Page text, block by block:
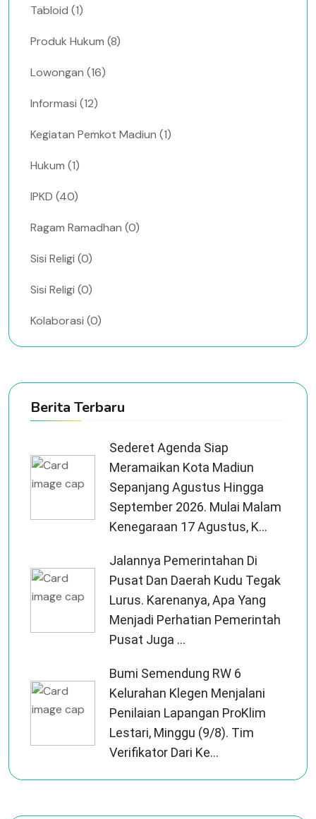
Tabloid (1)
Produk Hukum (8)
Lowongan (16)
Informasi (12)
Kegiatan Pemkot Madiun (1)
Hukum (1)
IPKD (40)
Ragam Ramadhan (0)
Sisi Religi (0)
Sisi Religi (0)
Kolaborasi (0)
Berita Terbaru
Sederet Agenda Siap
Meramaikan Kota Madiun
Sepanjang Agustus Hingga
September 2026. Mulai Malam
Kenegaraan 17 Agustus, K...
Jalannya Pemerintahan Di
Pusat Dan Daerah Kudu Tegak
Lurus. Karenanya, Apa Yang
Menjadi Perhatian Pemerintah
Pusat Juga ...
Bumi Semendung RW 6
Kelurahan Klegen Menjalani
Penilaian Lapangan ProKlim
Lestari, Minggu (9/8). Tim
Verifikator Dari Ke...